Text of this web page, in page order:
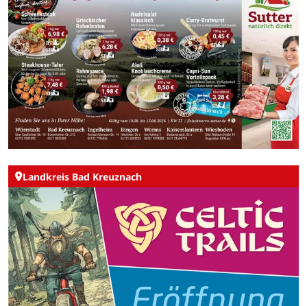
Landkreis Bad Kreuznach